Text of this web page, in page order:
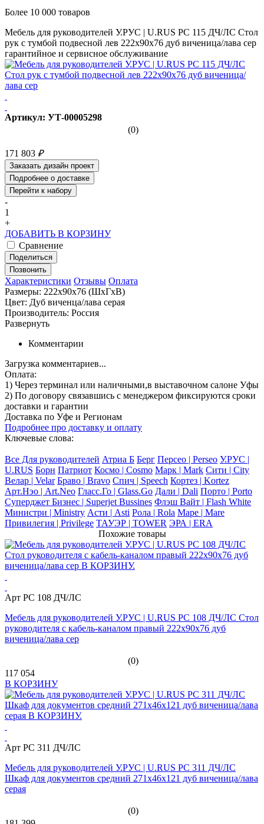
Более 10 000 товаров
Мебель для руководителей У.РУС | U.RUS PC 115 ДЧ/ЛС Стол
рук с тумбой подвесной лев 222х90х76 дуб виченица/лава сер
гарантийное и сервисное обслуживание
Артикул: УТ-00005298
(0)
171 803 ₽
Заказать дизайн проект
Подробнее о доставке
Перейти к набору
-
1
+
ДОБАВИТЬ В КОРЗИНУ
Сравнение
Поделиться
Позвонить
Характеристики Отзывы Оплата
Размеры: 222x90x76 (ШхГхВ)
Цвет: Дуб виченца/лава серая
Производитель: Россия
Развернуть
Комментарии
Загрузка комментариев...
Оплата:
1) Через терминал или наличными,в выставочном салоне Уфы
2) По договору связавшись с менеджером фиксируются сроки
доставки и гарантии
Доставка по Уфе и Регионам
Подробнее про доставку и оплату
Ключевые слова:
Все Для руководителей Атриа Б Берг Персео | Perseo У.РУС |
U.RUS Борн Патриот Космо | Cosmo Марк | Mark Сити | City
Велар | Velar Браво | Bravo Спич | Speech Кортез | Kortez
Арт.Нэо | Art.Neo Гласс.Го | Glass.Go Дали | Dali Порто | Porto
Суперджет Бизнес | Superjet Bussines Флэш Вайт | Flash White
Министри | Ministry Асти | Asti Рола | Rola Маре | Mare
Привилегия | Privilege ТАУЭР | TOWER ЭРА | ERA
Похожие товары
Арт PC 108 ДЧ/ЛС
Мебель для руководителей У.РУС | U.RUS PC 108 ДЧ/ЛС Стол
руководителя с кабель-каналом правый 222х90х76 дуб
виченица/лава сер
(0)
117 054
В КОРЗИНУ
Арт PC 311 ДЧ/ЛС
Мебель для руководителей У.РУС | U.RUS PC 311 ДЧ/ЛС
Шкаф для документов средний 271х46х121 дуб виченица/лава
серая
(0)